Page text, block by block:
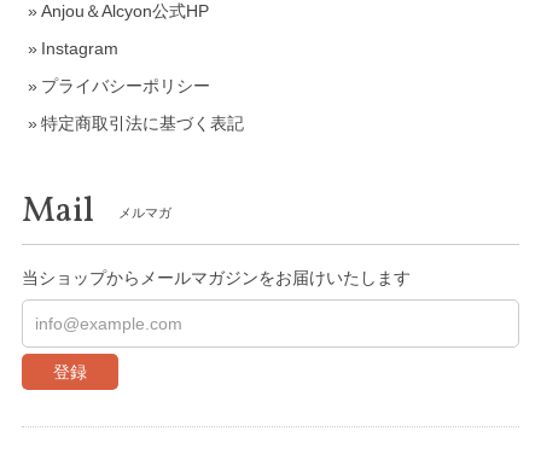
Anjou＆Alcyon公式HP
Instagram
プライバシーポリシー
特定商取引法に基づく表記
Mail メルマガ
当ショップからメールマガジンをお届けいたします
登録